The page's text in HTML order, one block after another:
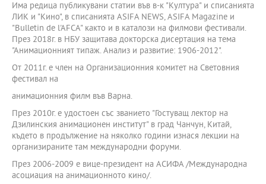
Има редица публикувани статии във в-к "Култура" и списанията
ЛИК и "Кино", в списанията АSIFA NEWS, АSIFA Magazine и
"Bulletin de l'AFCA" както и в каталози на филмови фестивали.
През 2018г. в НБУ защитава докторска дисертация на тема
"Анимационният типаж. Анализ и развитие: 1906-2012".
От 2011г. е член на Организационния комитет на Световния
фестивал на
анимационния филм във Варна.
През 2010г. е удостоен със званието "Гостуващ лектор на
Дзилинския анимационен институт" в град Чанчун, Китай,
където в продължение на няколко години изнася лекции на
организираните там международни форуми.
През 2006-2009 е вице-президент на АСИФА /Международна
асоциация на анимационното кино/.